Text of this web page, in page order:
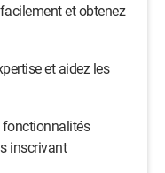
et obtenez
et aidez les
fonctionnalités
inscrivant